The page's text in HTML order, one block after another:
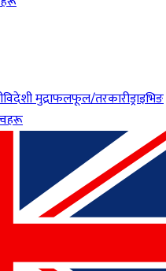
विदेशी मुद्राफलफूल/तरकारीड्राइभिङ